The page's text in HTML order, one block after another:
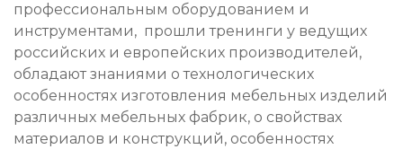
профессиональным оборудованием и
инструментами, прошли тренинги у ведущих
российских и европейских производителей,
обладают знаниями о технологических
особенностях изготовления мебельных изделий
различных мебельных фабрик, о свойствах
материалов и конструкций, особенностях